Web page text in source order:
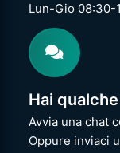
Lun-Gio 08:30-
Hai
Avvia una chat
Oppure inviaci